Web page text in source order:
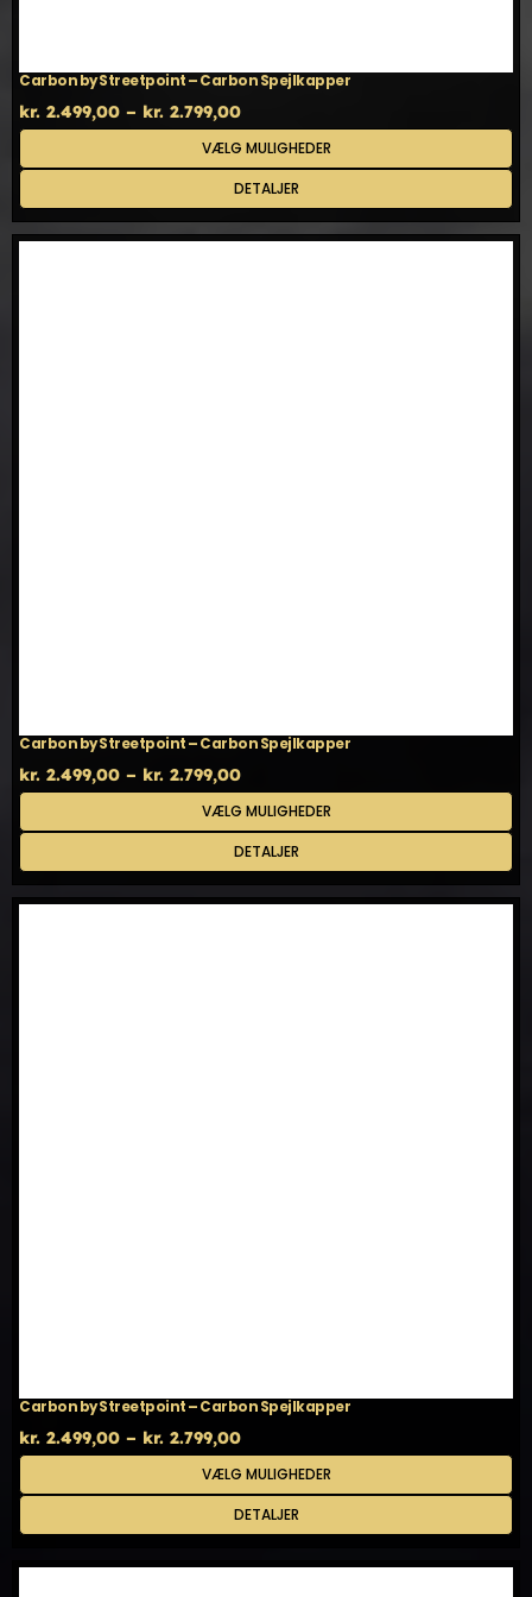
Carbon by Streetpoint – Carbon Spejlkapper
kr. 2.499,00 – kr. 2.799,00Prisinterval:
kr. 2.499,00
til
kr. 2.799,00
VÆLG MULIGHEDER
Dette
vare
flere
varianter.
DETALJER
Carbon by Streetpoint – Carbon Spejlkapper
kr. 2.499,00 – kr. 2.799,00Prisinterval:
kr. 2.499,00
til
kr. 2.799,00
VÆLG MULIGHEDER
Dette
vare
flere
varianter.
DETALJER
Carbon by Streetpoint – Carbon Spejlkapper
kr. 2.499,00 – kr. 2.799,00Prisinterval:
kr. 2.499,00
til
kr. 2.799,00
VÆLG MULIGHEDER
Dette
vare
flere
DETALJER